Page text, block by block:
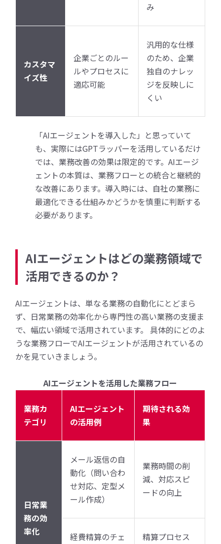
み
カスタマ
イズ性
企業ごとのルー
ルやプロセスに
適応可能
汎用的な仕様
のため、企業
独自のナレッ
ジを反映しに
くい
「AIエージェントを導入した」と思っていて
も、実際にはGPTラッパーを活用しているだけ
では、業務改善の効果は限定的です。AIエージ
ェントの本質は、業務フローとの統合と継続的
な改善にあります。導入時には、自社の業務に
最適化できる仕組みかどうかを慎重に判断する
必要があります。
AIエージェントはどの業務領域で
活用できるのか？
AIエージェントは、単なる業務の自動化にとどまら
ず、日常業務の効率化から専門性の高い業務の支援ま
で、幅広い領域で活用されています。 具体的にどのよ
うな業務フローでAIエージェントが活用されているの
かを見ていきましょう。
AIエージェントを活用した業務フロー
業務カ
テゴリ
AIエージェント
の活用例
期待される効
果
日常業
務の効
率化
メール返信の自
動化（問い合わ
せ対応、定型メ
ール作成）
業務時間の削
減、対応スピ
ードの向上
経費精算のチェ
精算プロセス